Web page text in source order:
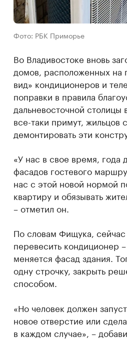
Фото: РБК Приморье
Во Владивостоке вновь
домов, расположенных на
вид» кондиционеров и
поправки в правила
дальневосточной
все-таки примут, жильцов
демонтировать эти
«У нас в свое время, года
фасадов гостевого
нас с этой новой нормой
квартиру и обязывать
– отметил он.
По словам Фищука,
перевесить кондиционер
меняется фасад здания.
одну строчку, закрыть
способом.
«Но человек должен
новое отверстие или
в каждом случае», ­–